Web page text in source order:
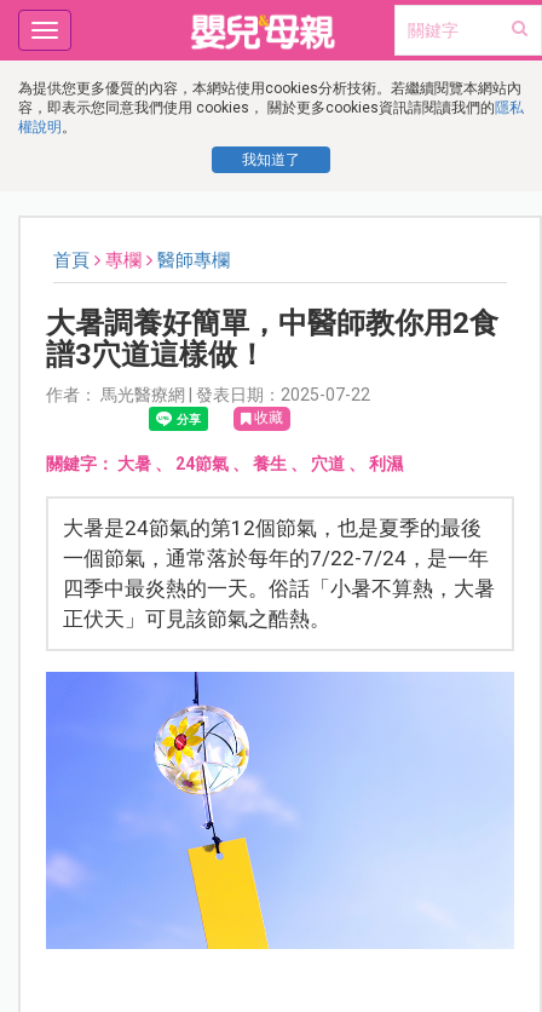
為提供您更多優質的內容，本網站使用cookies分析技術。若繼續閱覽本網站內
容，即表示您同意我們使用 cookies， 關於更多cookies資訊請閱讀我們的隱私
權說明 。
我知道了
Toggle
navigation
首頁 專欄 醫師專欄
大暑調養好簡單，中醫師教你用2食
譜3穴道這樣做！
作者： 馬光醫療網 | 發表日期：2025-07-22
收藏
關鍵字： 大暑、 24節氣、 養生 、 穴道、 利濕
大暑是24節氣的第12個節氣，也是夏季的最後
一個節氣，通常落於每年的7/22-7/24，是一年
四季中最炎熱的一天。俗話「小暑不算熱，大暑
正伏天」可見該節氣之酷熱。